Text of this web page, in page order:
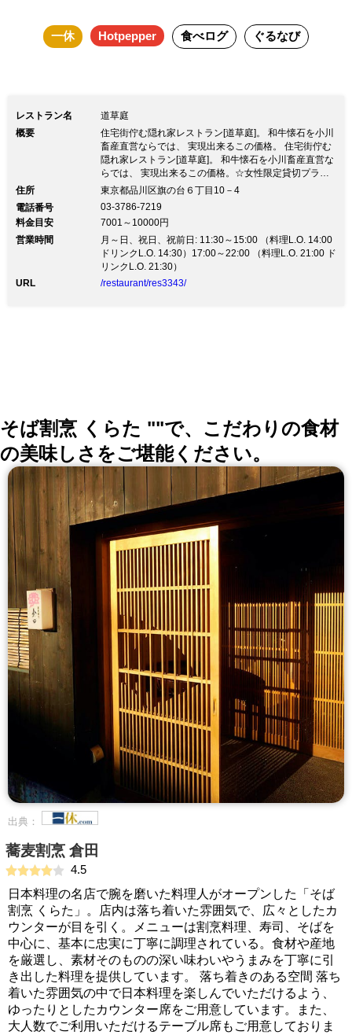
一休
Hotpepper 食べログ ぐるなび
レストラン名
道草庭
概要
住宅街佇む隠れ家レストラン[道草庭]。 和牛懐石を小川
畜産直営ならでは、 実現出来るこの価格。 住宅街佇む
隠れ家レストラン[道草庭]。 和牛懐石を小川畜産直営な
らでは、 実現出来るこの価格。☆女性限定貸切プラン
☆10名以上/1人1万円 ・完全貸切、ブュッフェスタイ
大切な仲間、友人と道草庭で過ごしてみませんか？
住所
東京都品川区旗の台６丁目10－4
電話番号
03-3786-7219
料金目安
7001～10000円
営業時間
月～日、祝日、祝前日: 11:30～15:00 （料理L.O. 14:00
ドリンクL.O. 14:30）17:00～22:00 （料理L.O. 21:00 ド
リンクL.O. 21:30）
URL
/restaurant/res3343/
そば割烹 くらた ""で、こだわりの食材
の美味しさをご堪能ください。
出典：
蕎麦割烹 倉田
4.5
日本料理の名店で腕を磨いた料理人がオープンした「そば
割烹 くらた」。店内は落ち着いた雰囲気で、広々としたカ
ウンターが目を引く。メニューは割烹料理、寿司、そばを
中心に、基本に忠実に丁寧に調理されている。食材や産地
を厳選し、素材そのものの深い味わいやうまみを丁寧に引
き出した料理を提供しています。 落ち着きのある空間 落ち
着いた雰囲気の中で日本料理を楽しんでいただけるよう、
ゆったりとしたカウンター席をご用意しています。また、
大人数でご利用いただけるテーブル席もご用意しておりま